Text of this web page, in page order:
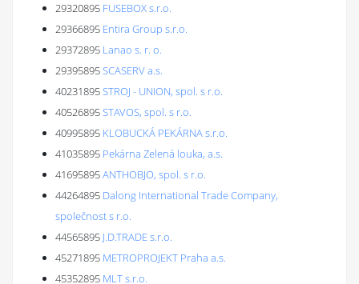
29320895 FUSEBOX s.r.o.
29366895 Entira Group s.r.o.
29372895 Lanao s. r. o.
29395895SCASERV a.s.
40231895STROJ - UNION, spol. s r.o.
40526895STAVOS, spol. s r.o.
40995895 KLOBUCKÁ PEKÁRNA s.r.o.
41035895 Pekárna Zelená louka, a.s.
41695895ANTHOBJO, spol. s r.o.
44264895 Dalong International Trade Company,
společnost s r.o.
44565895 J.D.TRADE s.r.o.
45271895 METROPROJEKT Praha a.s.
45352895 MLT s.r.o.